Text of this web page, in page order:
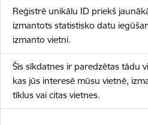
Reģistrē unikālu ID priekš
izmantots statistisko datu
izmanto vietni.
Šīs sīkdatnes ir paredzētas tādu
kas jūs interesē mūsu vietnē,
tīklus vai citas vietnes.